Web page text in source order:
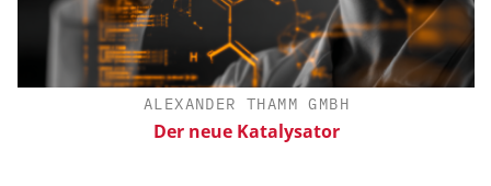
ALEXANDER THAMM GMBH
Der neue Katalysator